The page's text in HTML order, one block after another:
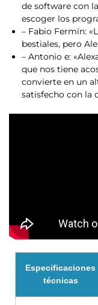
de software con
escoger los
– Fabio Fermín:
bestiales, pero
– Antonio e:
que nos tiene
convierte en un
satisfecho con la
Especificaciones
técnicas